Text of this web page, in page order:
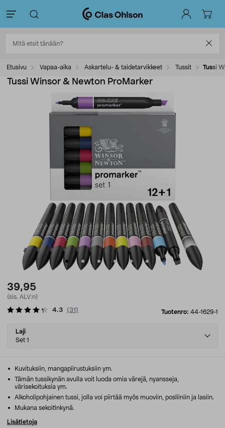
Etusivu Vapaa-aika Askartelu- & taidetarvikkeet Tussit Tussi
Tussi Winsor & Newton ProMarker
39,95
(sis. ALV:n)
Tuotenro: 44-1629-1
4.3 (31 )
Select
variant
Laji
Set 1
Kuvituksiin, mangapiirustuksiin ym.
Tämän tussikynän avulla voit luoda omia värejä, nyansseja,
värisekoituksia ym.
Alkoholipohjainen tussi, jolla voi piirtää myös muoviin, posliiniin ja lasiin.
Mukana sekoitinkynä.
Lisätietoja